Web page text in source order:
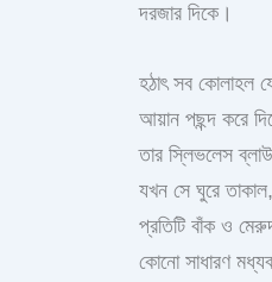
দরজার দিকে।
হঠাৎ সব কোলাহল
আয়ান পছন্দ করে
তার স্লিভলেস
যখন সে ঘুরে
প্রতিটি বাঁক ও
কোনো সাধারণ